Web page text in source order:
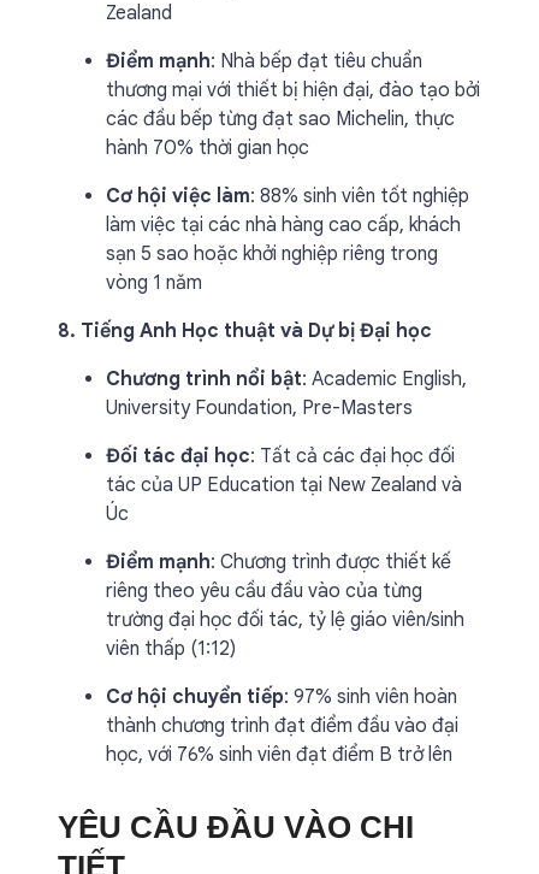
Zealand
Điểm mạnh: Nhà bếp đạt tiêu chuẩn
thương mại với thiết bị hiện đại, đào tạo bởi
các đầu bếp từng đạt sao Michelin, thực
hành 70% thời gian học
Cơ hội việc làm: 88% sinh viên tốt nghiệp
làm việc tại các nhà hàng cao cấp, khách
sạn 5 sao hoặc khởi nghiệp riêng trong
vòng 1 năm
8. Tiếng Anh Học thuật và Dự bị Đại học
Chương trình nổi bật: Academic English,
University Foundation, Pre-Masters
Đối tác đại học: Tất cả các đại học đối
tác của UP Education tại New Zealand và
Úc
Điểm mạnh: Chương trình được thiết kế
riêng theo yêu cầu đầu vào của từng
trường đại học đối tác, tỷ lệ giáo viên/sinh
viên thấp (1:12)
Cơ hội chuyển tiếp: 97% sinh viên hoàn
thành chương trình đạt điểm đầu vào đại
học, với 76% sinh viên đạt điểm B trở lên
YÊU CẦU ĐẦU VÀO CHI
TIẾT